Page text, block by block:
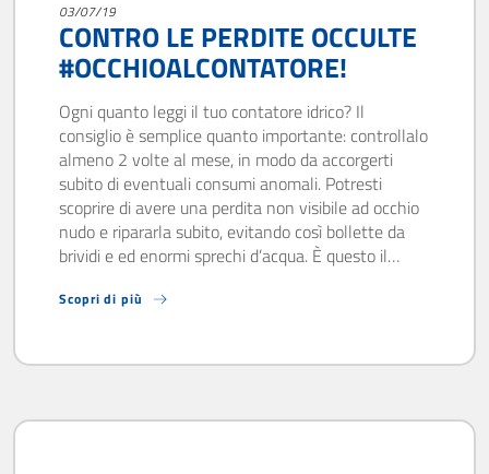
03/07/19
CONTRO LE PERDITE OCCULTE
#OCCHIOALCONTATORE!
Ogni quanto leggi il tuo contatore idrico? Il
consiglio è semplice quanto importante: controllalo
almeno 2 volte al mese, in modo da accorgerti
subito di eventuali consumi anomali. Potresti
scoprire di avere una perdita non visibile ad occhio
nudo e ripararla subito, evitando così bollette da
brividi e ed enormi sprechi d’acqua. È questo il…
Scopri di più